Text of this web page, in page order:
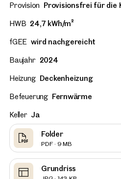
Provision Provisionsfrei für die
HWB 24,7 kWh/m²
fGEE wird nachgereicht
Baujahr 2024
Heizung Deckenheizung
Befeuerung Fernwärme
Keller Ja
Folder
PDF · 9 MB
Grundriss